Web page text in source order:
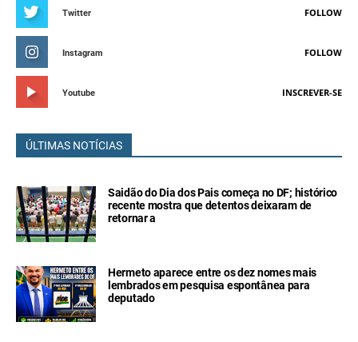
Twitter FOLLOW
Instagram FOLLOW
Youtube INSCREVER-SE
ÚLTIMAS NOTÍCIAS
Saidão do Dia dos Pais começa no DF; histórico
recente mostra que detentos deixaram de
retornar a
Hermeto aparece entre os dez nomes mais
lembrados em pesquisa espontânea para
deputado